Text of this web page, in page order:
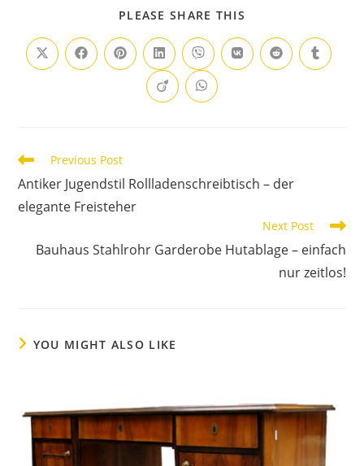
PLEASE SHARE THIS
Previous Post
Antiker Jugendstil Rollladenschreibtisch – der
elegante Freisteher
Next Post
Bauhaus Stahlrohr Garderobe Hutablage – einfach
nur zeitlos!
YOU MIGHT ALSO LIKE